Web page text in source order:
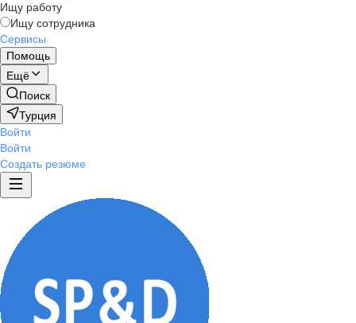
Ищу работу
Ищу сотрудника
Сервисы
Помощь
Ещё
Поиск
Турция
Войти
Войти
Создать резюме